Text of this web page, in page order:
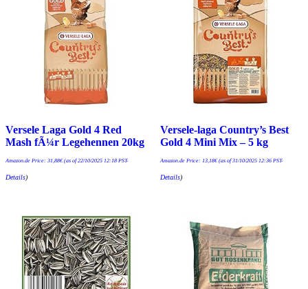
Versele Laga Gold 4 Red
Mash fÃ¼r Legehennen 20kg
Amazon.de Price: 31,88€(as of 22/10/2025 12:18 PST-
Details)
Versele-laga Country’s Best
Gold 4 Mini Mix – 5 kg
Amazon.de Price: 13,18€(as of 31/10/2025 12:36 PST-
Details)